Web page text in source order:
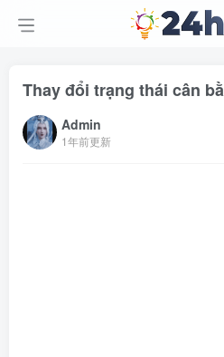
Thay đổi trạng thái cân
Admin
1年前更新